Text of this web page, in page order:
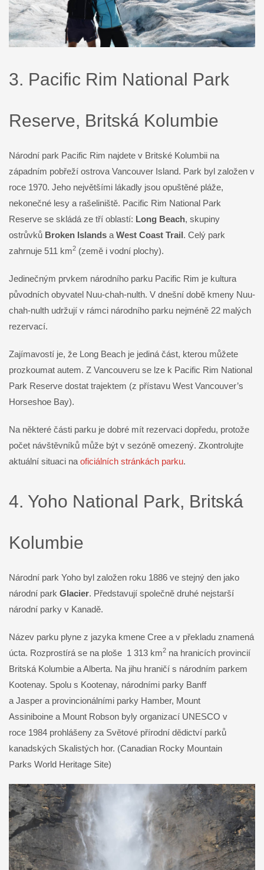
3. Pacific Rim National Park
Reserve, Britská Kolumbie
Národní park Pacific Rim najdete v Britské Kolumbii na
západním pobřeží ostrova Vancouver Island. Park byl založen v
roce 1970. Jeho největšími lákadly jsou opuštěné pláže,
nekonečné lesy a rašeliniště. Pacific Rim National Park
Reserve se skládá ze tří oblastí: Long Beach, skupiny
ostrůvků Broken Islands a West Coast Trail. Celý park
zahrnuje 511 km2 (země i vodní plochy).
Jedinečným prvkem národního parku Pacific Rim je kultura
původních obyvatel Nuu-chah-nulth. V dnešní době kmeny Nuu-
chah-nulth udržují v rámci národního parku nejméně 22 malých
rezervací.
Zajímavostí je, že Long Beach je jediná část, kterou můžete
prozkoumat autem. Z Vancouveru se lze k Pacific Rim National
Park Reserve dostat trajektem (z přístavu West Vancouver’s
Horseshoe Bay).
Na některé části parku je dobré mít rezervaci dopředu, protože
počet návštěvníků může být v sezóně omezený. Zkontrolujte
aktuální situaci na oficiálních stránkách parku.
4. Yoho National Park, Britská
Kolumbie
Národní park Yoho byl založen roku 1886 ve stejný den jako
národní park Glacier. Představují společně druhé nejstarší
národní parky v Kanadě.
Název parku plyne z jazyka kmene Cree a v překladu znamená
úcta. Rozprostírá se na ploše 1 313 km2 na hranicích provincií
Britská Kolumbie a Alberta. Na jihu hraničí s národním parkem
Kootenay. Spolu s Kootenay, národními parky Banff
a Jasper a provincionálními parky Hamber, Mount
Assiniboine a Mount Robson byly organizací UNESCO v
roce 1984 prohlášeny za Světové přírodní dědictví parků
kanadských Skalistých hor. (Canadian Rocky Mountain
Parks World Heritage Site)